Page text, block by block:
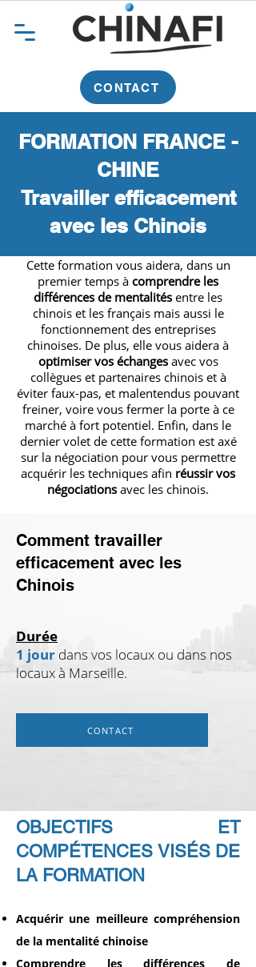
CONTACT
FORMATION FRANCE -
CHINE
Travailler efficacement
avec les Chinois
Cette formation vous aidera, dans un
premier temps à comprendre les
différences de mentalités entre les
chinois et les français mais aussi le
fonctionnement des entreprises
chinoises. De plus, elle vous aidera à
optimiser vos échangesavec vos
collègues et partenaires chinois et à
éviter faux-pas, et malentendus pouvant
freiner, voire vous fermer la porte à ce
marché à fort potentiel. Enfin, dans le
dernier volet de cette formation est axé
sur la négociation pour vous permettre
acquérir les techniques afin réussir vos
négociations avec les chinois.
Comment travailler
efficacement avec les
Chinois
Durée
1 jour dans vos locaux ou dans nos
locaux à Marseille.
CONTACT
OBJECTIFS ET
COMPÉTENCES VISÉS DE
LA FORMATION
Acquérir une meilleure compréhension
de la mentalité chinoise
Comprendre les différences de